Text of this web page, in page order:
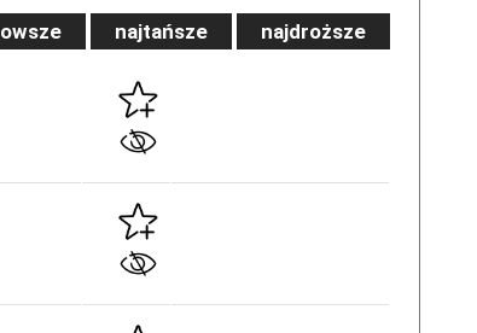
najtańsze najdroższe